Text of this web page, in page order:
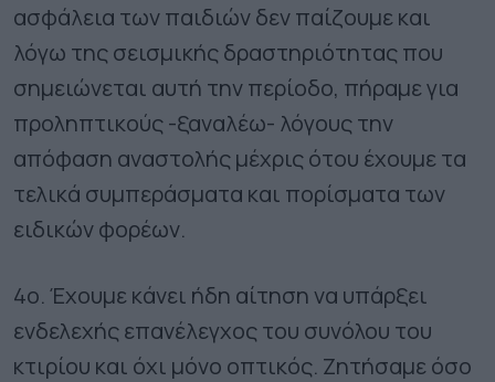
ασφάλεια των παιδιών δεν παίζουμε και
λόγω της σεισμικής δραστηριότητας που
σημειώνεται αυτή την περίοδο, πήραμε για
προληπτικούς -ξαναλέω- λόγους την
απόφαση αναστολής μέχρις ότου έχουμε τα
τελικά συμπεράσματα και πορίσματα των
ειδικών φορέων.
4ο. Έχουμε κάνει ήδη αίτηση να υπάρξει
ενδελεχής επανέλεγχος του συνόλου του
κτιρίου και όχι μόνο οπτικός. Ζητήσαμε όσο